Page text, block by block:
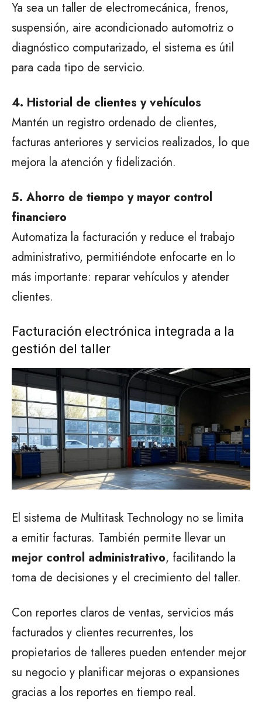
Ya sea un taller de electromecánica, frenos,
suspensión, aire acondicionado automotriz o
diagnóstico computarizado, el sistema es útil
para cada tipo de servicio.
4. Historial de clientes y vehículos
Mantén un registro ordenado de clientes,
facturas anteriores y servicios realizados, lo que
mejora la atención y fidelización.
5. Ahorro de tiempo y mayor control
financiero
Automatiza la facturación y reduce el trabajo
administrativo, permitiéndote enfocarte en lo
más importante: reparar vehículos y atender
clientes.
Facturación electrónica integrada a la
gestión del taller
El sistema de Multitask Technology no se limita
a emitir facturas. También permite llevar un
mejor control administrativo, facilitando la
toma de decisiones y el crecimiento del taller.
Con reportes claros de ventas, servicios más
facturados y clientes recurrentes, los
propietarios de talleres pueden entender mejor
su negocio y planificar mejoras o expansiones
gracias a los reportes en tiempo real.